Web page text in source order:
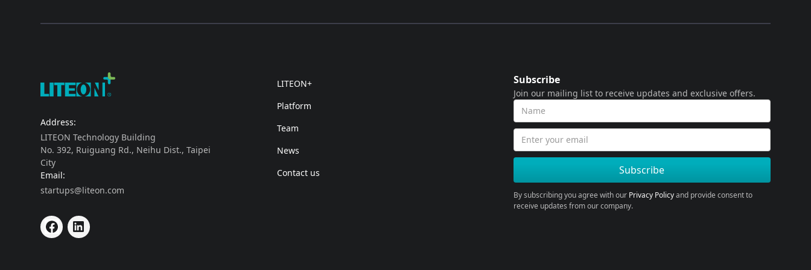
Address:
LITEON Technology Building
No. 392, Ruiguang Rd., Neihu Dist., Taipei
City
Email:
startups@liteon.com
LITEON+
Platform
Team
News
Contact us
Subscribe
Join our mailing list to receive updates and exclusive offers.
By subscribing you agree with our Privacy Policyand provide consent to
receive updates from our company.